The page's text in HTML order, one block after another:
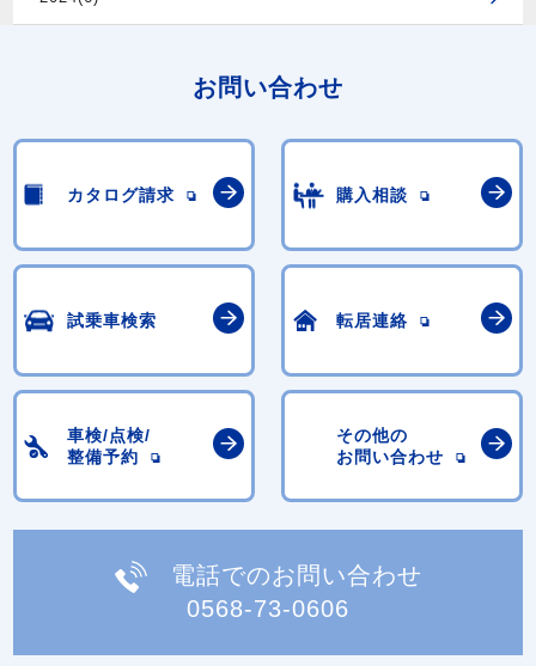
お問い合わせ
カタログ請求 購入相談
試乗車検索 転居連絡
車検/点検/
整備予約
その他の
お問い合わせ
電話でのお問い合わせ
0568-73-0606